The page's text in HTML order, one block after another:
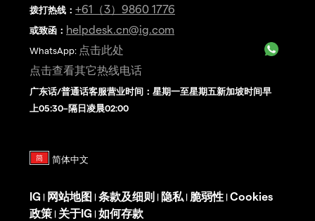
拨打热线 ： +61（3）9860 1776
或致函： helpdesk.cn@ig.com
WhatsApp: 点击此处
点击查看其它热线电话
广东话/普通话客服营业时间：星期一至星期五新加坡时间早
上05:30–隔日凌晨02:00
IG | 网站地图 | 条款及细则 | 隐私 | 脆弱性 | Cookies
政策 | 关于IG | 如何存款